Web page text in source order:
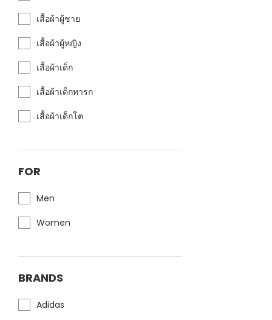
เสื้อผ้าผู้ชาย
เสื้อผ้าผู้หญิง
เสื้อผ้าเด็ก
เสื้อผ้าเด็กทารก
เสื้อผ้าเด็กโต
FOR
Men
Women
BRANDS
Adidas